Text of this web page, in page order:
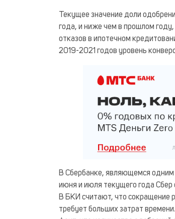
Текущее значение доли
года, и ниже чем в прошлом году,
отказов в ипотечном
2019-2021 годов уровень
В Сбербанке, являющемся одним
июня и июля текущего года Сбер
В БКИ считают, что сокращение
требует больших затрат